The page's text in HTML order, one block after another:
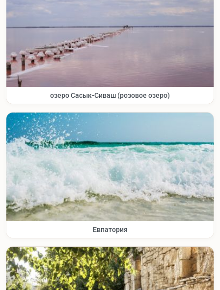
озеро Сасык-Сиваш (розовое озеро)
Евпатория